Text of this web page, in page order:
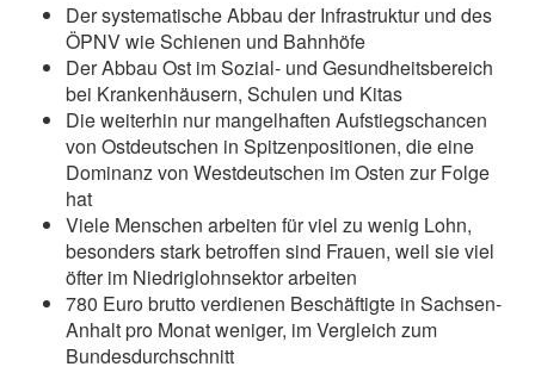
Der systematische Abbau der Infrastruktur und des
ÖPNV wie Schienen und Bahnhöfe
Der Abbau Ost im Sozial- und Gesundheitsbereich
bei Krankenhäusern, Schulen und Kitas
Die weiterhin nur mangelhaften Aufstiegschancen
von Ostdeutschen in Spitzenpositionen, die eine
Dominanz von Westdeutschen im Osten zur Folge
hat
Viele Menschen arbeiten für viel zu wenig Lohn,
besonders stark betroffen sind Frauen, weil sie viel
öfter im Niedriglohnsektor arbeiten
780 Euro brutto verdienen Beschäftigte in Sachsen-
Anhalt pro Monat weniger, im Vergleich zum
Bundesdurchschnitt